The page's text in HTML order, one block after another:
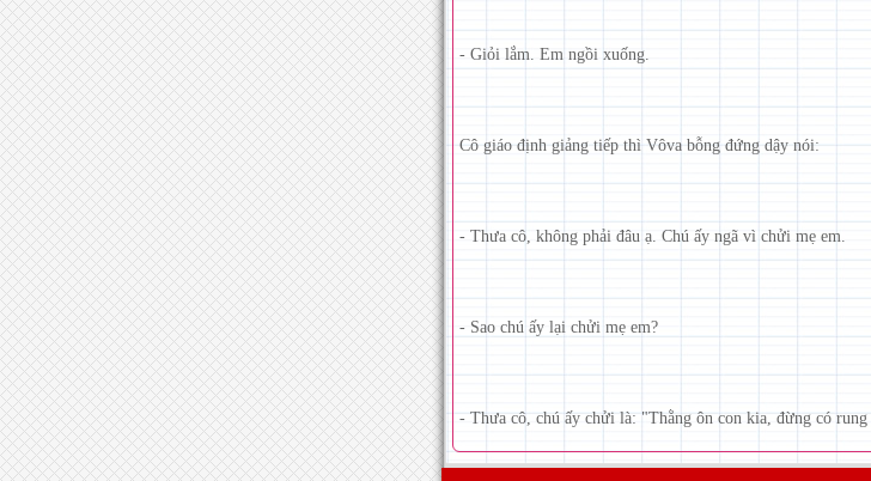
- Giỏi lắm. Em ngồi xuống.
Cô giáo định giảng tiếp thì Vôva bỗng đứng dậy nói:
- Thưa cô, không phải đâu ạ. Chú ấy ngã vì chửi mẹ em.
- Sao chú ấy lại chửi mẹ em?
- Thưa cô, chú ấy chửi là: "Thằng ôn con kia, đừng có rung